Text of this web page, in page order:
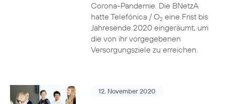
Corona-Pandemie. Die BNetzA
hatte Telefónica / O2eine Frist bis
Jahresende 2020 eingeräumt, um
die von ihr vorgegebenen
Versorgungsziele zu erreichen.
12. November 2020